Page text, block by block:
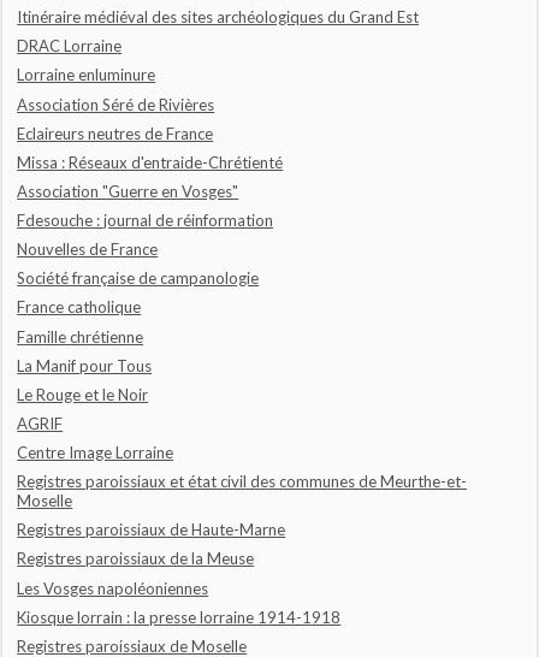
Itinéraire médiéval des sites archéologiques du Grand Est
DRAC Lorraine
Lorraine enluminure
Association Séré de Rivières
Eclaireurs neutres de France
Missa : Réseaux d'entraide-Chrétienté
Association "Guerre en Vosges"
Fdesouche : journal de réinformation
Nouvelles de France
Société française de campanologie
France catholique
Famille chrétienne
La Manif pour Tous
Le Rouge et le Noir
AGRIF
Centre Image Lorraine
Registres paroissiaux et état civil des communes de Meurthe-et-
Moselle
Registres paroissiaux de Haute-Marne
Registres paroissiaux de la Meuse
Les Vosges napoléoniennes
Kiosque lorrain : la presse lorraine 1914-1918
Registres paroissiaux de Moselle